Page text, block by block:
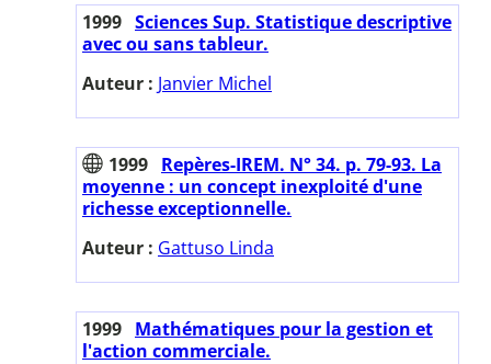
1999 Sciences Sup. Statistique descriptive
avec ou sans tableur.
Auteur : Janvier Michel
1999 Repères-IREM. N° 34. p. 79-93. La
moyenne : un concept inexploité d'une
richesse exceptionnelle.
Auteur : Gattuso Linda
1999 Mathématiques pour la gestion et
l'action commerciale.